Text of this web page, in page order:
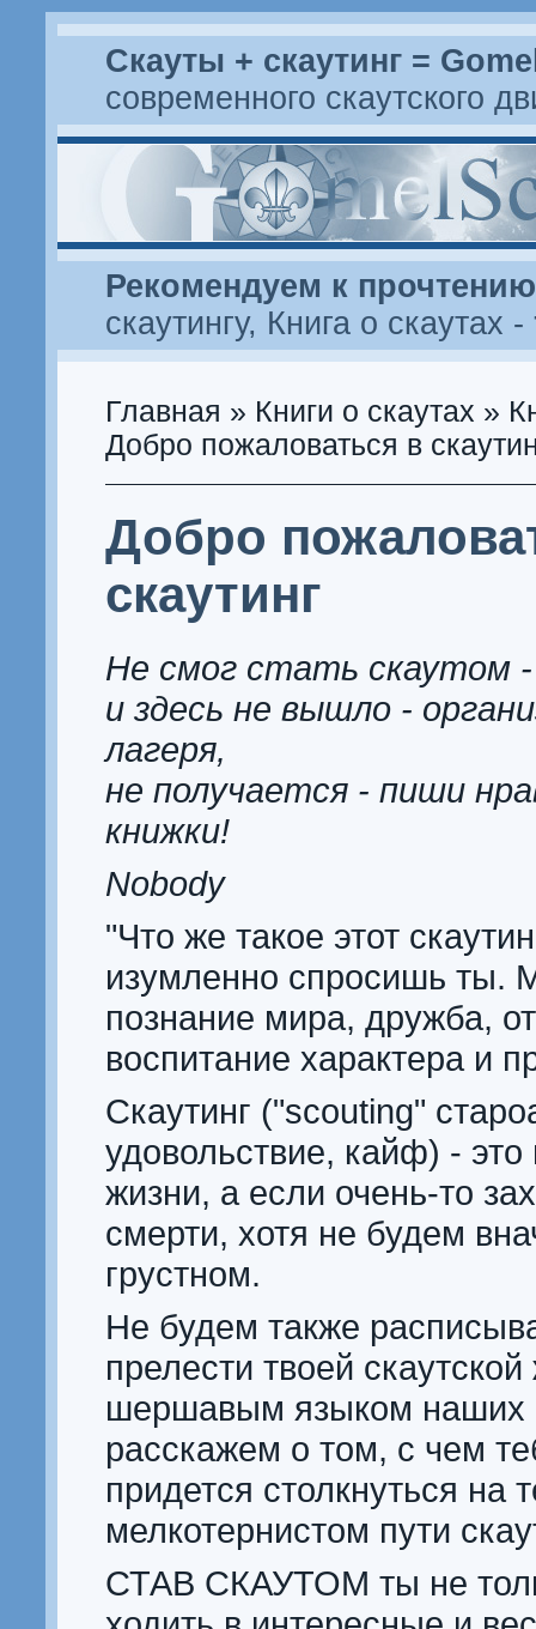
Скауты + скаутинг =
современного скаутского
Рекомендуем к прочтению
скаутингу, Книга о скаутах -
Главная » Книги о скаутах »
Добро пожаловаться в
Добро
скаутинг
Не смог стать скаутом
и здесь не вышло -
лагеря,
не получается - пиши
книжки!
Nobody
"Что же такое этот
изумленно спросишь ты.
познание мира, дружба,
воспитание характера и
Скаутинг ("scouting"
удовольствие, кайф) - это
жизни, а если очень-то
смерти, хотя не будем
грустном.
Не будем также
прелести твоей
шершавым языком наших
расскажем о том, с чем
придется столкнуться на
мелкотернистом пути
СТАВ СКАУТОМ ты не